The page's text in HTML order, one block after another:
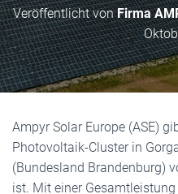
Veröffentlicht vonFirma
Ampyr Solar Europe (ASE)
Photovoltaik-Cluster in
(Bundesland Brandenburg)
ist. Mit einer